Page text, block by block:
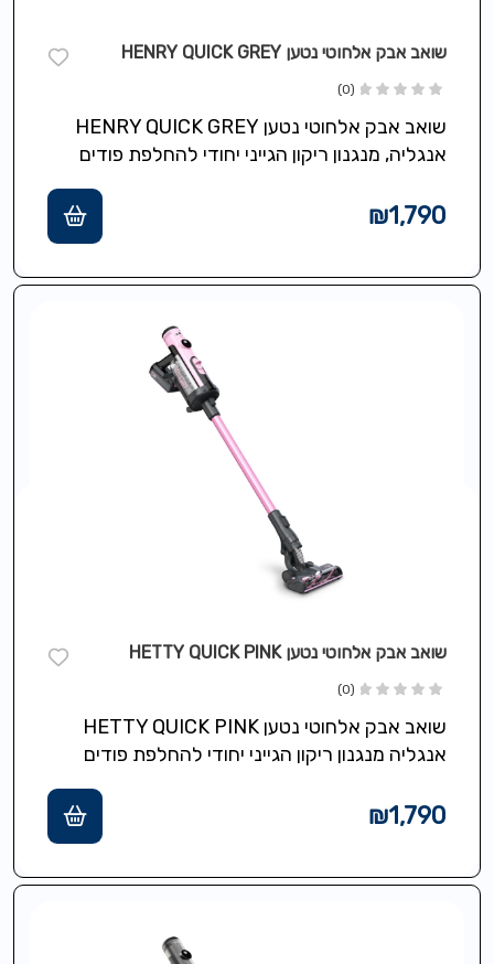
שואב אבק אלחוטי נטען HENRY QUICK GREY
(0)
שואב אבק אלחוטי נטען HENRY QUICK GREY
אנגליה, מנגנון ריקון הגייני יחודי להחלפת פודים
₪1,790
שואב אבק אלחוטי נטען HETTY QUICK PINK
(0)
שואב אבק אלחוטי נטען HETTY QUICK PINK
אנגליה מנגנון ריקון הגייני יחודי להחלפת פודים
₪1,790